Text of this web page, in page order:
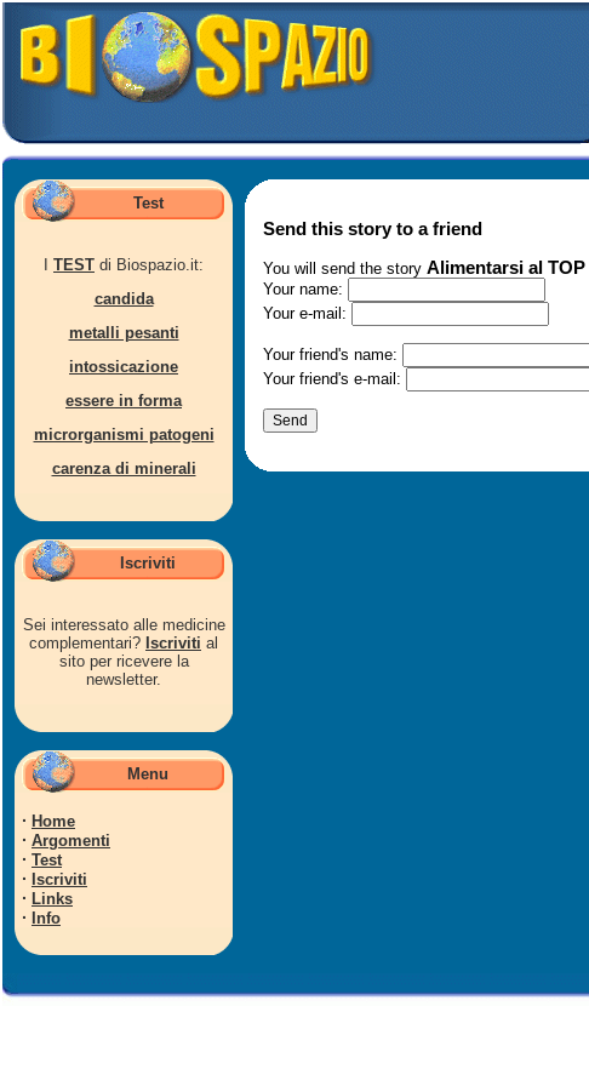
Test
TEST di Biospazio.it:
candida
metalli pesanti
intossicazione
essere in forma
microrganismi patogeni
carenza di minerali
Iscriviti
Sei interessato alle medicine
complementari? Iscriviti al
sito per ricevere la
newsletter.
Menu
· Home
· Argomenti
· Test
· Iscriviti
· Links
· Info
Send this story to a friend
You will send the story Alimentarsi al TOP
Your name:
Your e-mail:
Your friend's name:
Your friend's e-mail: